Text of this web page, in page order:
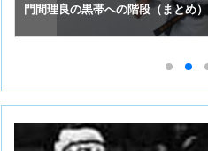
門間理良の黒帯への階段（まとめ）